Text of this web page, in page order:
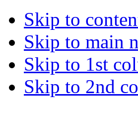
Skip to
Skip to main
Skip to 1st
Skip to 2nd